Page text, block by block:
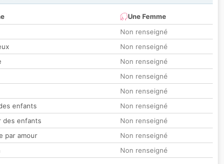
Une Femme
Non renseigné
Non renseigné
Non renseigné
Non renseigné
Non renseigné
enfants
Non renseigné
des enfants
Non renseigné
par amour
Non renseigné
Non renseigné